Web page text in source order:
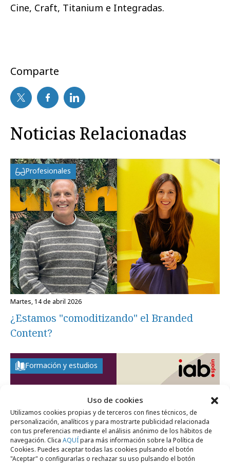
Uso de cookies
Utilizamos cookies propias y de terceros con fines técnicos, de
personalización, analíticos y para mostrarte publicidad relacionada
con tus preferencias mediante el análisis anónimo de los hábitos de
navegación. Clica AQUÍpara más información sobre la Política de
Cookies. Puedes aceptar todas las cookies pulsando el botón
"Aceptar" o configurarlas o rechazar su uso pulsando el botón
Cine, Craft, Titanium e Integradas.
Comparte
Noticias Relacionadas
Profesionales
martes, 14 de abril 2026
¿Estamos "comoditizando" el Branded
Content?
Formación y estudios